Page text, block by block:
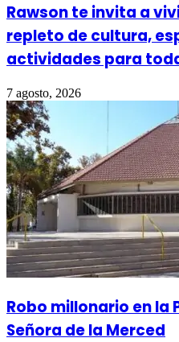
Rawson te invita a
repleto de cultura,
actividades para
7 agosto, 2026
Robo millonario en la
Señora de la Merced